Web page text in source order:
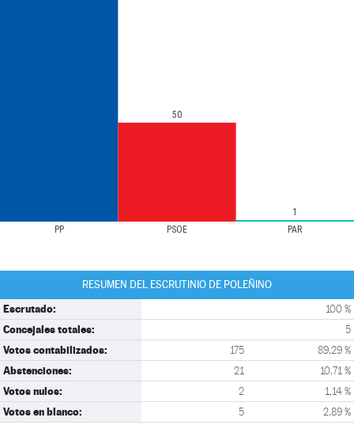
PP PSOE PAR
50
1
RESUMEN DEL ESCRUTINIO DE POLEÑINO
Escrutado: 100 %
Concejales totales: 5
Votos contabilizados: 175 89,29 %
Abstenciones: 21 10,71 %
Votos nulos: 2 1,14 %
Votos en blanco: 5 2,89 %